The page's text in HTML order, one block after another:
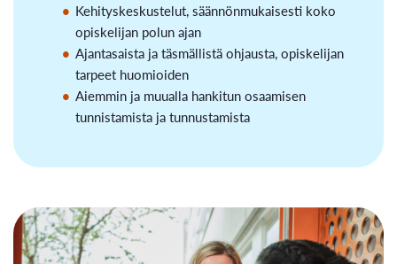
Kehityskeskustelut, säännönmukaisesti koko
opiskelijan polun ajan
Ajantasaista ja täsmällistä ohjausta, opiskelijan
tarpeet huomioiden
Aiemmin ja muualla hankitun osaamisen
tunnistamista ja tunnustamista